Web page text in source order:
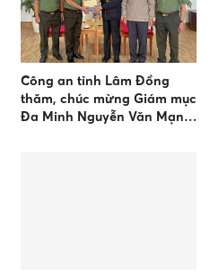
Công an tỉnh Lâm Đồng
thăm, chúc mừng Giám mục
Đa Minh Nguyễn Văn Mạnh